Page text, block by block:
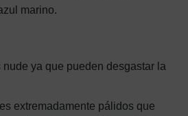
marino.
nude ya que pueden desgastar la
extremadamente pálidos que